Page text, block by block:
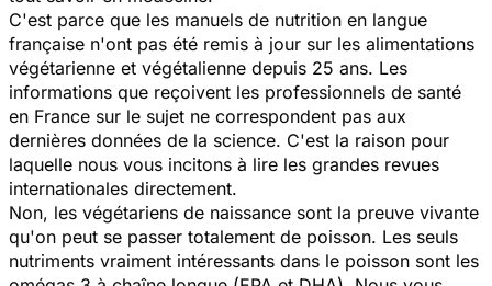
C'est parce que les manuels de nutrition en langue
française n'ont pas été remis à jour sur les alimentations
végétarienne et végétalienne depuis 25 ans. Les
informations que reçoivent les professionnels de santé
en France sur le sujet ne correspondent pas aux
dernières données de la science. C'est la raison pour
laquelle nous vous incitons à lire les grandes revues
internationales directement.
Non, les végétariens de naissance sont la preuve vivante
qu'on peut se passer totalement de poisson. Les seuls
nutriments vraiment intéressants dans le poisson sont les